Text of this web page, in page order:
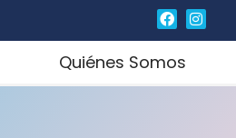
Quiénes Somos